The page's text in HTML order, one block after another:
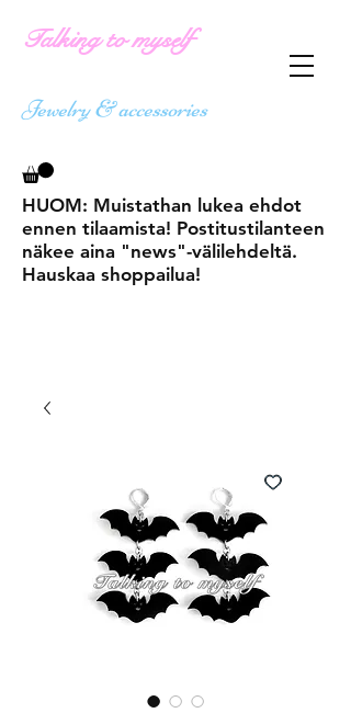
Talking to myself
Jewelry & accessories
HUOM: Muistathan lukea ehdot
ennen tilaamista! Postitustilanteen
näkee aina "news"-välilehdeltä.
Hauskaa shoppailua!